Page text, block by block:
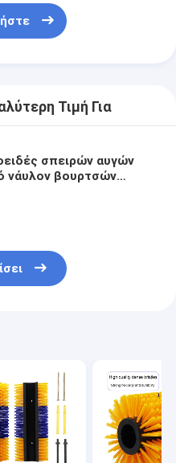
Τιμή Για
σπειρών αυγών
νάυλον βουρτσών